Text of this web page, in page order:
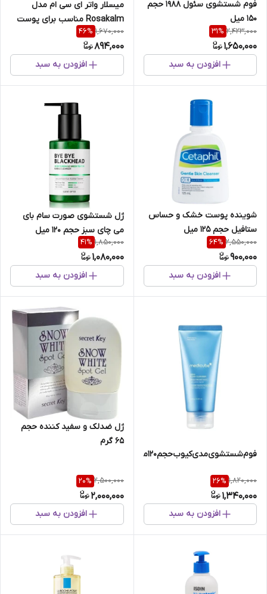
فوم شستشوی سئول 1988 حجم
150 میل
2,423,000
31%
1,650,000
افزودن به سبد
میسلار واتر ای سی ام مدل
Rosakalm مناسب برای پوست
حساس حجم 250 میل
1,670,000
46%
894,000
افزودن به سبد
شوینده پوست خشک و حساس
ستافیل حجم 125 میل
2,550,000
64%
900,000
افزودن به سبد
ژل شستشوی صورت سام بای
می چای سبز حجم 120 میل
1,850,000
41%
1,080,000
افزودن به سبد
فوم‌شستشوی‌مدی‌کیوب‌حجم120میل
1,820,000
26%
1,340,000
افزودن به سبد
ژل ضدلک و سفید کننده حجم
65 گرم
2,500,000
20%
2,000,000
افزودن به سبد